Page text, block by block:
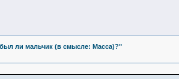
ли мальчик (в смысле: Масса)?"